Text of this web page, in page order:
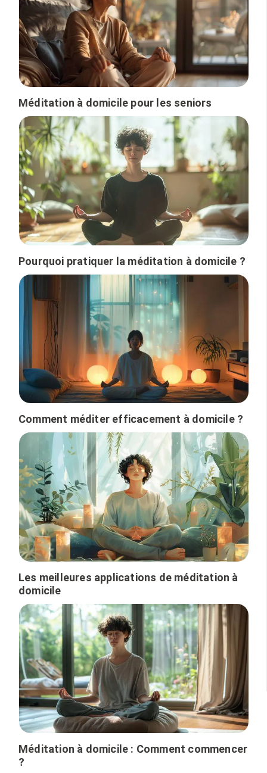
Méditation à domicile pour les seniors
Pourquoi pratiquer la méditation à domicile ?
Comment méditer efficacement à domicile ?
Les meilleures applications de méditation à
domicile
Méditation à domicile : Comment commencer
?